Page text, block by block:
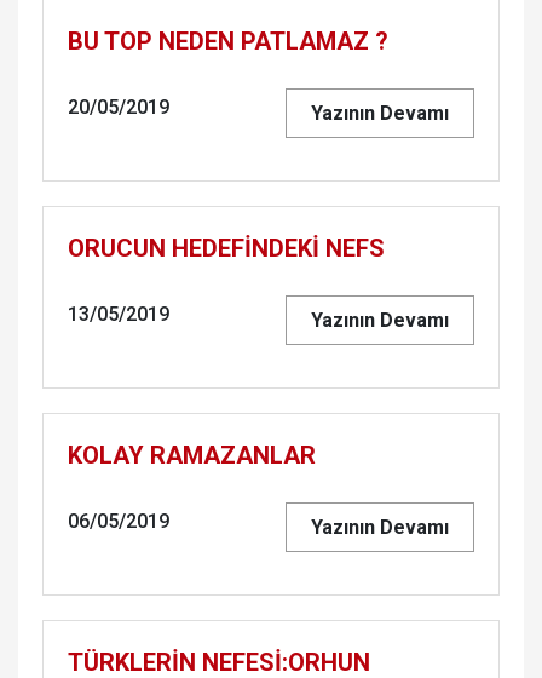
BU TOP NEDEN PAT­LA­MAZ ?
20/05/2019 Yazının Devamı
ORU­CUN HEDEFİNDEKİ NEFS
13/05/2019 Yazının Devamı
KOLAY RAMAZANLAR
06/05/2019 Yazının Devamı
TÜRK­LERİN NEFESİ:ORHUN